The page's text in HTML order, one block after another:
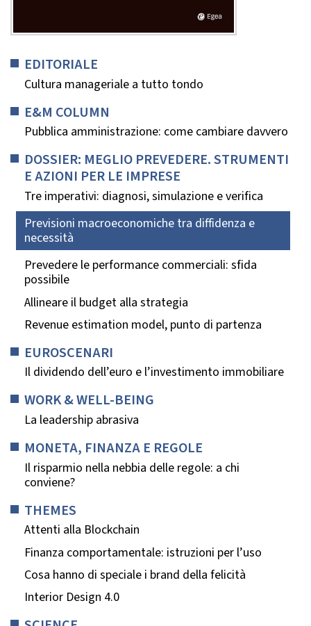
EDITORIALE
Cultura manageriale a tutto tondo
E&M COLUMN
Pubblica amministrazione: come cambiare davvero
DOSSIER: MEGLIO PREVEDERE. STRUMENTI
E AZIONI PER LE IMPRESE
Tre imperativi: diagnosi, simulazione e verifica
Previsioni macroeconomiche tra diffidenza e
necessità
Prevedere le performance commerciali: sfida
possibile
Allineare il budget alla strategia
Revenue estimation model, punto di partenza
EUROSCENARI
Il dividendo dell’euro e l’investimento immobiliare
WORK & WELL-BEING
La leadership abrasiva
MONETA, FINANZA E REGOLE
Il risparmio nella nebbia delle regole: a chi
conviene?
THEMES
Attenti alla Blockchain
Finanza comportamentale: istruzioni per l’uso
Cosa hanno di speciale i brand della felicità
Interior Design 4.0